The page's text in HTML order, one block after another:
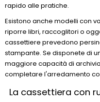
rapido alle pratiche.
Esistono anche modelli con
riporre libri, raccoglitori o
cassettiere prevedono
stampante. Se disponete di
maggiore capacità di
completare l'arredamento
La cassettiera con